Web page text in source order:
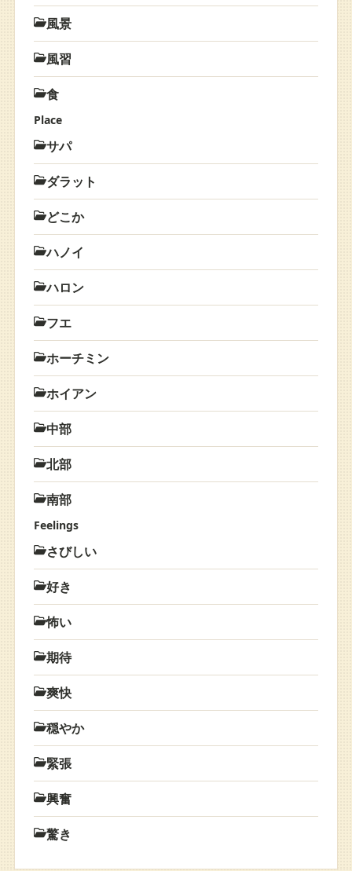
風景
風習
食
Place
サパ
ダラット
どこか
ハノイ
ハロン
フエ
ホーチミン
ホイアン
中部
北部
南部
Feelings
さびしい
好き
怖い
期待
爽快
穏やか
緊張
興奮
驚き